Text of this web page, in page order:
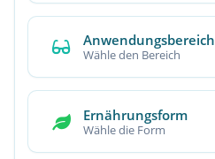
Anwendungsbereich
Wähle den Bereich
Ernährungsform
Wähle die Form